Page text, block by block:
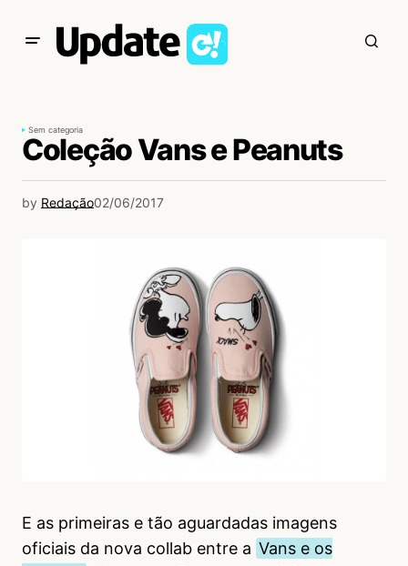
Sem categoria
Coleção Vans e Peanuts
by Redação02/06/2017
E as primeiras e tão aguardadas imagens
oficiais da nova collab entre a Vans e os